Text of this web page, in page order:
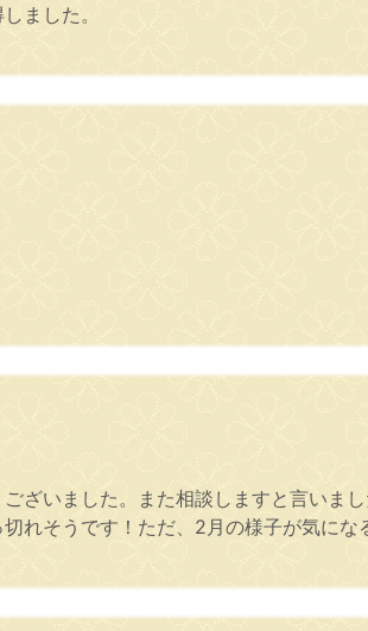
ました。
ざいました。また相談しますと言いま
れそうです！ただ、2月の様子が気に